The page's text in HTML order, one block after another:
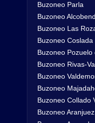
Buzoneo Parla
Buzoneo
Buzoneo Las
Buzoneo Coslada
Buzoneo Pozuelo
Buzoneo Rivas-
Buzoneo
Buzoneo
Buzoneo Collado
Buzoneo Aranjuez